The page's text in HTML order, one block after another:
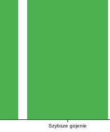
Szybsze gojenie